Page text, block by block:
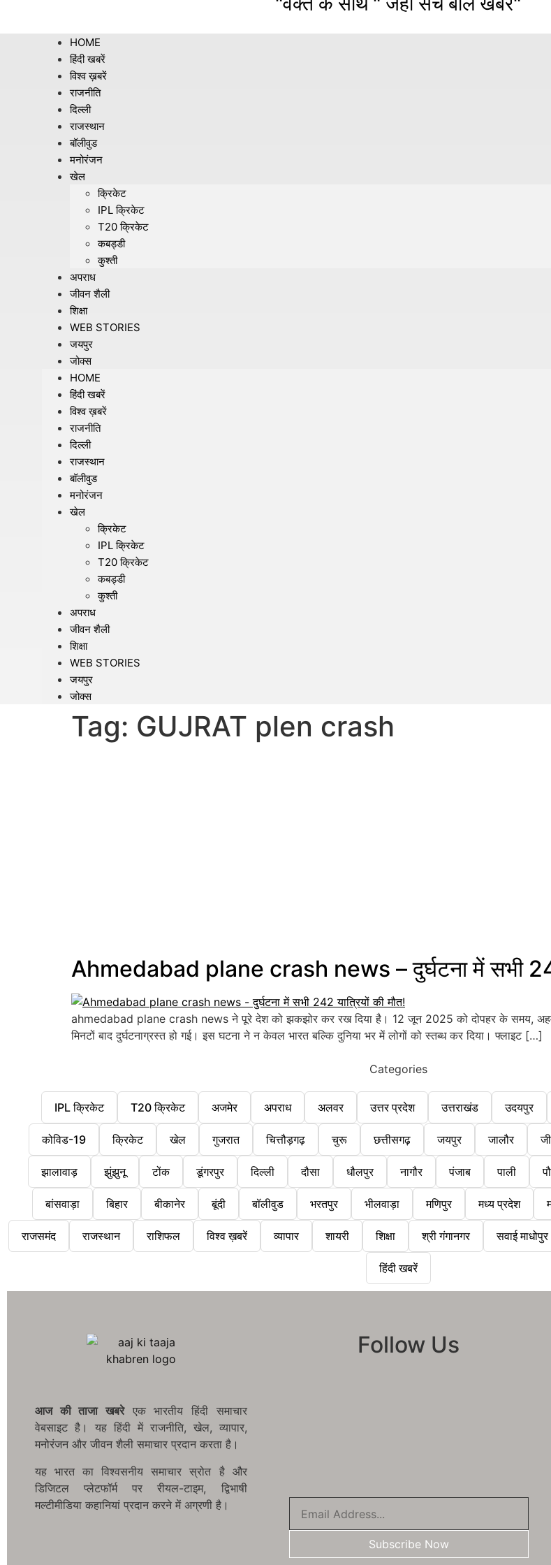
HOME
हिंदी खबरें
विश्व ख़बरें
राजनीति
दिल्ली
राजस्थान
बॉलीवुड
मनोरंजन
खेल
क्रिकेट
IPL क्रिकेट
T20 क्रिकेट
कबड्डी
कुश्ती
अपराध
जीवन शैली
शिक्षा
WEB STORIES
जयपुर
जोक्स
HOME
हिंदी खबरें
विश्व ख़बरें
राजनीति
दिल्ली
राजस्थान
बॉलीवुड
मनोरंजन
खेल
क्रिकेट
IPL क्रिकेट
T20 क्रिकेट
कबड्डी
कुश्ती
अपराध
जीवन शैली
शिक्षा
WEB STORIES
जयपुर
जोक्स
Tag: GUJRAT plen crash
Ahmedabad plane crash news – दुर्घटना में सभी
ahmedabad plane crash news ने पूरे देश को झकझोर कर रख दिया है। 12 जून 2025 को दोपहर के समय,
मिनटों बाद दुर्घटनाग्रस्त हो गई। इस घटना ने न केवल भारत बल्कि दुनिया भर में लोगों को स्तब्ध कर दिया। फ्लाइट […]
Categories
IPL क्रिकेट T20 क्रिकेट अजमेर अपराध अलवर उत्तर प्रदेश उत्तराखंड उदयपुर
कोविड-19 क्रिकेट खेल गुजरात चित्तौड़गढ़ चुरू छत्तीसगढ़ जयपुर जालौर
झालावाड़ झुंझुनू टोंक डूंगरपुर दिल्ली दौसा धौलपुर नागौर पंजाब पाली
बांसवाड़ा बिहार बीकानेर बूंदी बॉलीवुड भरतपुर भीलवाड़ा मणिपुर मध्य प्रदेश
राजसमंद राजस्थान राशिफल विश्व ख़बरें व्यापार शायरी शिक्षा श्री गंगानगर सवाई माधोपुर
हिंदी खबरें
आज की ताजा खबरेएक भारतीय हिंदी समाचार
वेबसाइट है। यह हिंदी में राजनीति, खेल, व्यापार,
मनोरंजन और जीवन शैली समाचार प्रदान करता है।
यह भारत का विश्वसनीय समाचार स्रोत है और
डिजिटल प्लेटफॉर्म पर रीयल-टाइम, द्विभाषी
मल्टीमीडिया कहानियां प्रदान करने में अग्रणी है।
Follow Us
Subscribe Now